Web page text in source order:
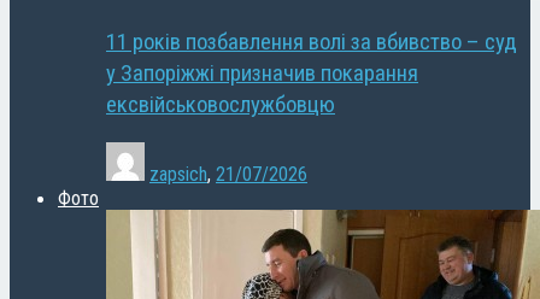
11 років позбавлення волі за вбивство – суд
у Запоріжжі призначив покарання
ексвійськовослужбовцю
zapsich, 21/07/2026
Фото